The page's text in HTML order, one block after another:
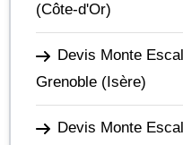
(Côte-d'Or)
Devis Monte
Grenoble (Isère)
Devis Monte